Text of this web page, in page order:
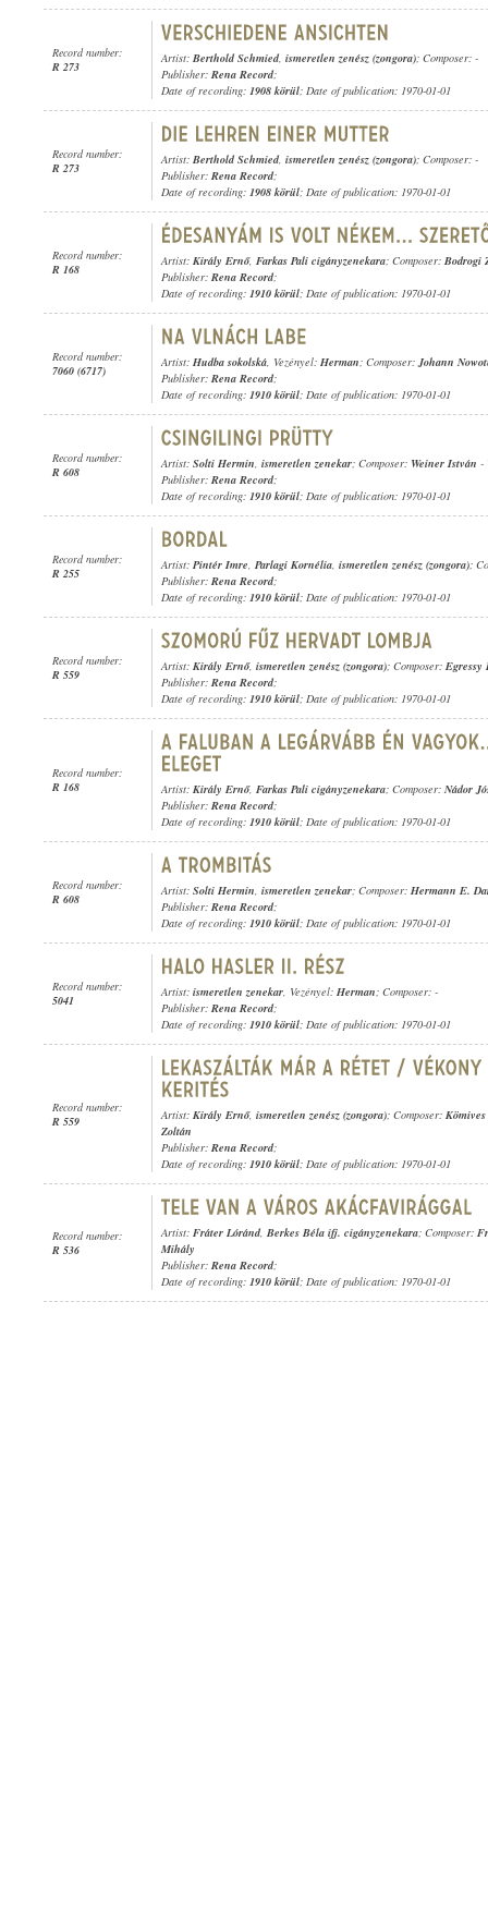
Record number:
R 273
Artist: Berthold Schmied, ismeretlen zenész (zongora); Composer: -
Publisher: Rena Record;
Date of recording: 1908 körül; Date of publication: 1970-01-01
Record number:
R 273
Artist: Berthold Schmied, ismeretlen zenész (zongora); Composer: -
Publisher: Rena Record;
Date of recording: 1908 körül; Date of publication: 1970-01-01
Record number:
R 168
Artist: Király Ernő, Farkas Pali cigányzenekara; Composer: Bodrogi
Publisher: Rena Record;
Date of recording: 1910 körül; Date of publication: 1970-01-01
Record number:
7060 (6717)
Artist: Hudba sokolská, Vezényel: Herman; Composer:Johann
Publisher: Rena Record;
Date of recording: 1910 körül; Date of publication: 1970-01-01
Record number:
R 608
Artist: Solti Hermin, ismeretlen zenekar; Composer: Weiner István -
Publisher: Rena Record;
Date of recording: 1910 körül; Date of publication: 1970-01-01
Record number:
R 255
Artist: Pintér Imre, Parlagi Kornélia, ismeretlen zenész (zongora);
Publisher: Rena Record;
Date of recording: 1910 körül; Date of publication: 1970-01-01
Record number:
R 559
Artist: Király Ernő, ismeretlen zenész (zongora); Composer: Egressy
Publisher: Rena Record;
Date of recording: 1910 körül; Date of publication: 1970-01-01
Record number:
R 168
Artist: Király Ernő, Farkas Pali cigányzenekara; Composer: Nádor
Publisher: Rena Record;
Date of recording: 1910 körül; Date of publication: 1970-01-01
Record number:
R 608
Artist: Solti Hermin, ismeretlen zenekar; Composer: Hermann E.
Publisher: Rena Record;
Date of recording: 1910 körül; Date of publication: 1970-01-01
Record number:
5041
Artist: ismeretlen zenekar, Vezényel: Herman; Composer: -
Publisher: Rena Record;
Date of recording: 1910 körül; Date of publication: 1970-01-01
Record number:
R 559
Artist: Király Ernő, ismeretlen zenész (zongora); Composer:
Zoltán
Publisher: Rena Record;
Date of recording: 1910 körül; Date of publication: 1970-01-01
Record number:
R 536
Artist: Fráter Lóránd, Berkes Béla ifj. cigányzenekara; Composer:
Mihály
Publisher: Rena Record;
Date of recording: 1910 körül; Date of publication: 1970-01-01